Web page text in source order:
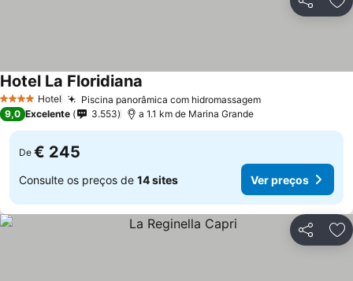
Partilhar
4 EstrelasHotel Piscina panorâmica com hidromassagem
Hotel La Floridiana
9,0 Excelente 3.553 a 1.1 km de Marina Grande
De € 245
Consulte os preços de 14 sites Ver preços
Partilhar